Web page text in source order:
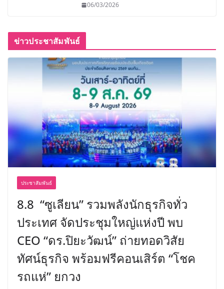
06/03/2026
ข่าวประชาสัมพันธ์
ประชาสัมพันธ์
8.8 “ซูเลียน” รวมพลังนักธุรกิจทั่ว
ประเทศ จัดประชุมใหญ่แห่งปี พบ
CEO “ดร.ปิยะวัฒน์” ถ่ายทอดวิสัย
ทัศน์ธุรกิจ พร้อมฟรีคอนเสิร์ต “โชค
รถแห่” ยกวง